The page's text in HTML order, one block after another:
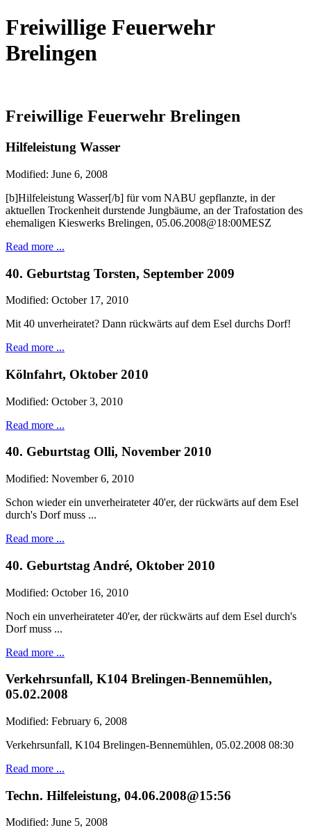
Freiwillige Feuerwehr
Brelingen
Freiwillige Feuerwehr Brelingen
Hilfeleistung Wasser
Modified: June 6, 2008
[b]Hilfeleistung Wasser[/b] für vom NABU gepflanzte, in der
aktuellen Trockenheit durstende Jungbäume, an der Trafostation des
ehemaligen Kieswerks Brelingen, 05.06.2008@18:00MESZ
Read more ...
40. Geburtstag Torsten, September 2009
Modified: October 17, 2010
Mit 40 unverheiratet? Dann rückwärts auf dem Esel durchs Dorf!
Read more ...
Kölnfahrt, Oktober 2010
Modified: October 3, 2010
Read more ...
40. Geburtstag Olli, November 2010
Modified: November 6, 2010
Schon wieder ein unverheirateter 40'er, der rückwärts auf dem Esel
durch's Dorf muss ...
Read more ...
40. Geburtstag André, Oktober 2010
Modified: October 16, 2010
Noch ein unverheirateter 40'er, der rückwärts auf dem Esel durch's
Dorf muss ...
Read more ...
Verkehrsunfall, K104 Brelingen-Bennemühlen,
05.02.2008
Modified: February 6, 2008
Verkehrsunfall, K104 Brelingen-Bennemühlen, 05.02.2008 08:30
Read more ...
Techn. Hilfeleistung, 04.06.2008@15:56
Modified: June 5, 2008